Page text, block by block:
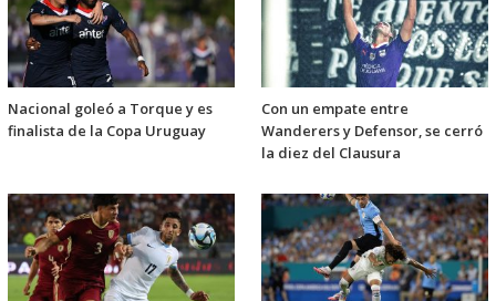
Nacional goleó a Torque y es
finalista de la Copa Uruguay
Con un empate entre
Wanderers y Defensor, se cerró
la diez del Clausura